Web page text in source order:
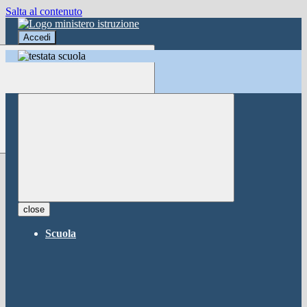
Salta al contenuto
Accedi
Accedi
button close ×
close
Scuola